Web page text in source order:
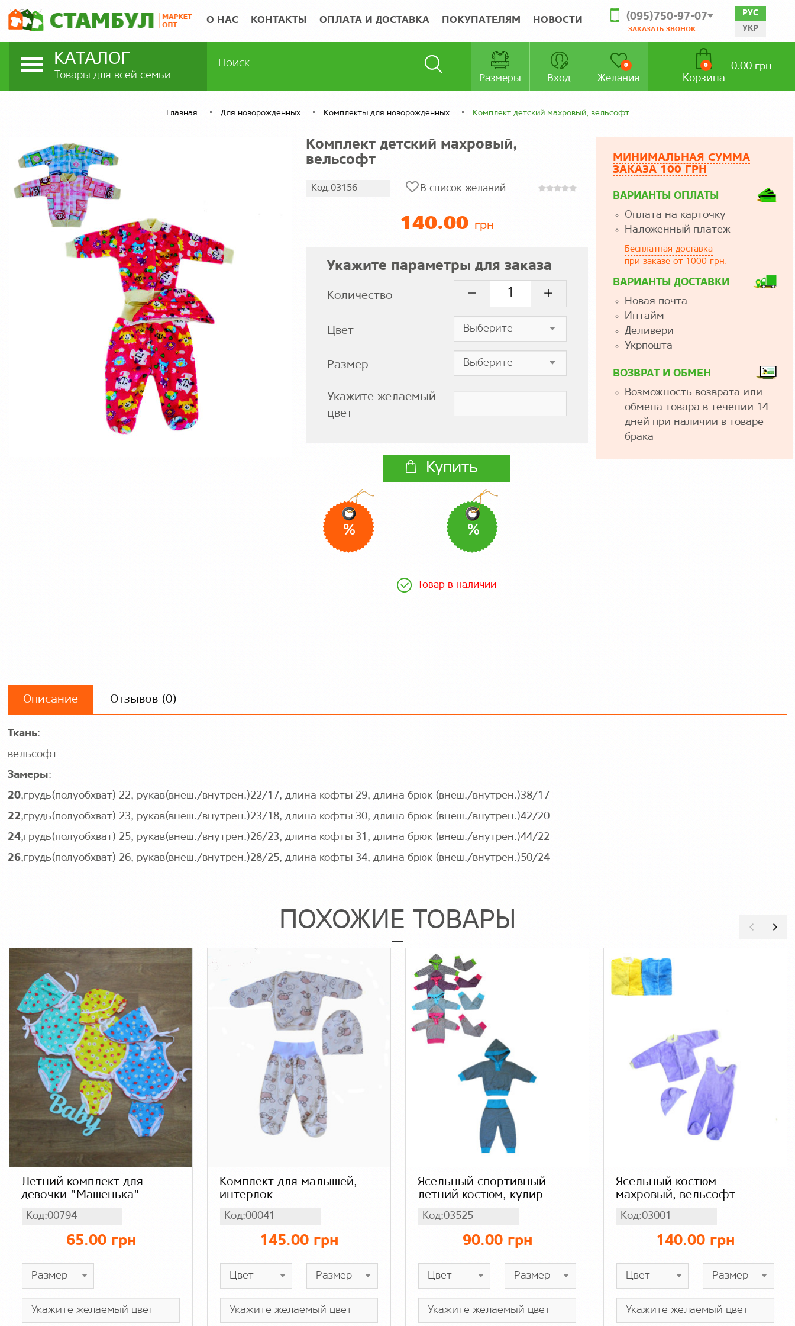
О НАС КОНТАКТЫ ОПЛАТА И ДОСТАВКА ПОКУПАТЕЛЯМ НОВОСТИ (095)750-97-07
ЗАКАЗАТЬ ЗВОНОК
РУС
УКР
КАТАЛОГ
Товары для всей семьи Размеры Вход Желания
0
Корзина
0 0.00 грн
Главная Для новорожденных Комплекты для новорожденных Комплект детский махровый, вельсофт
Комплект детский махровый,
вельсофт
Код:03156 В список желаний
140.00 грн
Укажите параметры для заказа
Количество
Цвет
Размер
Укажите желаемый
цвет
Купить
% %
Товар в наличии
МИНИМАЛЬНАЯ СУММА
ЗАКАЗА 100 ГРН
ВАРИАНТЫ ОПЛАТЫ
Оплата на карточку
Наложенный платеж
Бесплатная доставка
при заказе от 1000 грн.
ВАРИАНТЫ ДОСТАВКИ
Новая почта
Интайм
Деливери
Укрпошта
ВОЗВРАТ И ОБМЕН
Возможность возврата или
обмена товара в течении 14
дней при наличии в товаре
брака
Описание Отзывов (0)
Ткань:
вельсофт
Замеры:
20,грудь(полуобхват) 22, рукав(внеш./внутрен.)22/17, длина кофты 29, длина брюк (внеш./внутрен.)38/17
22,грудь(полуобхват) 23, рукав(внеш./внутрен.)23/18, длина кофты 30, длина брюк (внеш./внутрен.)42/20
24,грудь(полуобхват) 25, рукав(внеш./внутрен.)26/23, длина кофты 31, длина брюк (внеш./внутрен.)44/22
26,грудь(полуобхват) 26, рукав(внеш./внутрен.)28/25, длина кофты 34, длина брюк (внеш./внутрен.)50/24
ПОХОЖИЕ ТОВАРЫ
Летний комплект для
девочки "Машенька"
Код:00794
65.00 грн
Комплект для малышей,
интерлок
Код:00041
145.00 грн
Ясельный спортивный
летний костюм, кулир
Код:03525
90.00 грн
Ясельный костюм
махровый, вельсофт
Код:03001
140.00 грн